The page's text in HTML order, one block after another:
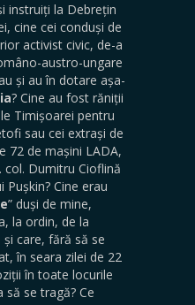
instruiți la Debrețin
cine cei conduși de
activist civic, de-a
austro-ungare
și au în dotare așa-
? Cine au fost răniții
Timișoarei pentru
sau cei extrași de
72 de mașini LADA,
col. Dumitru Cioflină
Pușkin? Cine erau
” duși de mine,
la ordin, de la
care, fără să se
în seara zilei de 22
în toate locurile
să se tragă? Ce